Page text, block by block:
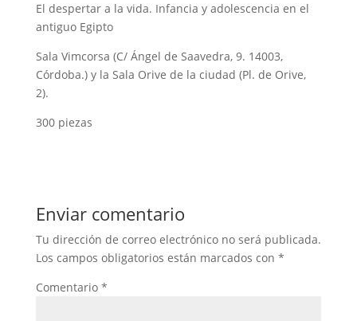
El despertar a la vida. Infancia y adolescencia en el
antiguo Egipto
Sala Vimcorsa (C/ Ángel de Saavedra, 9. 14003,
Córdoba.) y la Sala Orive de la ciudad (Pl. de Orive,
2).
300 piezas
Enviar comentario
Tu dirección de correo electrónico no será publicada.
Los campos obligatorios están marcados con *
Comentario *